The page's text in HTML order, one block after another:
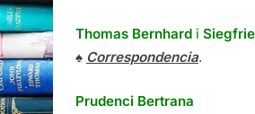
Thomas Bernhard i
♠ Correspondencia.
Prudenci Bertrana